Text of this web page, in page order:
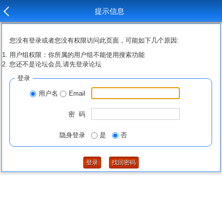
提示信息
您没有登录或者您没有权限访问此页面，可能如下几个原因:
用户组权限：你所属的用户组不能使用搜索功能
您还不是论坛会员,请先登录论坛
登录
用户名 Email
密 码
隐身登录 是 否